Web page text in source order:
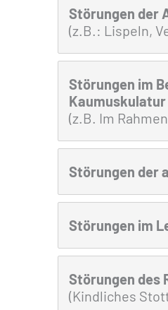
Störungen der
(z.B.: Lispeln,
Störungen im
Kaumuskulatur
(z.B. Im
Störungen der
Störungen im
Störungen des
(Kindliches